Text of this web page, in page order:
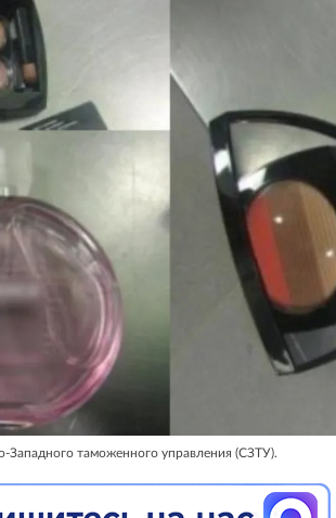
Западного таможенного управления (СЗТУ).